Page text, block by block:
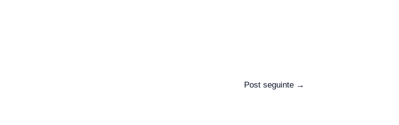
Post seguinte →